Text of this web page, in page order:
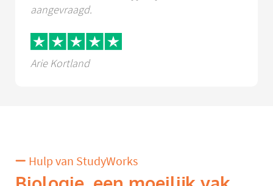
aangevraagd.
Arie Kortland
Hulp van StudyWorks